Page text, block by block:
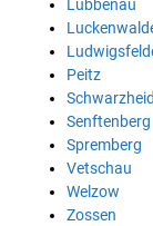
Lübbenau
Peitz
Senftenberg
Spremberg
Vetschau
Welzow
Zossen